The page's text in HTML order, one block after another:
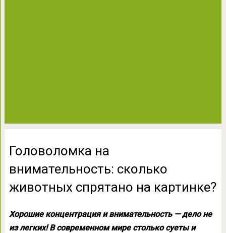
Головоломка на
внимательность: сколько
животных спрятано на картинке?
Хорошие концентрация и внимательность — дело не
из легких! В современном мире столько суеты и